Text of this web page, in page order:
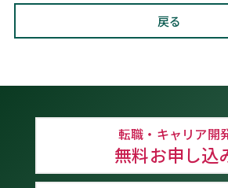
戻る
転職・キャリア開
無料お申し込